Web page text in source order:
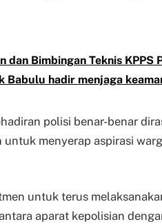
dan Bimbingan Teknis KPPS
Babulu hadir menjaga
polisi benar-benar
menyerap aspirasi
untuk terus
aparat kepolisian